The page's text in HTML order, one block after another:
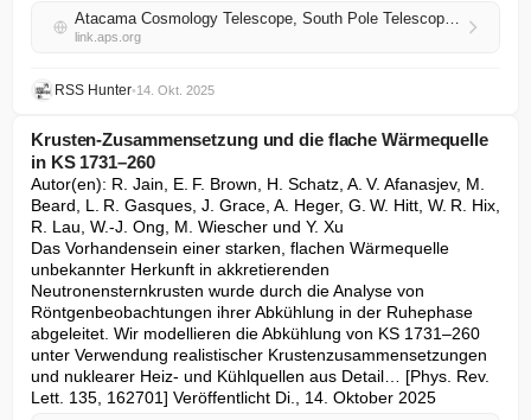
Atacama Cosmology Telescope, South Pole Telescope, and Chaotic Inflation
link.aps.org
RSS Hunter•14. Okt. 2025
Krusten-Zusammensetzung und die flache Wärmequelle
in KS 1731–260
Autor(en): R. Jain, E. F. Brown, H. Schatz, A. V. Afanasjev, M.
Beard, L. R. Gasques, J. Grace, A. Heger, G. W. Hitt, W. R. Hix,
R. Lau, W.-J. Ong, M. Wiescher und Y. Xu
Das Vorhandensein einer starken, flachen Wärmequelle
unbekannter Herkunft in akkretierenden
Neutronensternkrusten wurde durch die Analyse von
Röntgenbeobachtungen ihrer Abkühlung in der Ruhephase
abgeleitet. Wir modellieren die Abkühlung von KS 1731–260
unter Verwendung realistischer Krustenzusammensetzungen
und nuklearer Heiz- und Kühlquellen aus Detail… [Phys. Rev.
Lett. 135, 162701] Veröffentlicht Di., 14. Oktober 2025